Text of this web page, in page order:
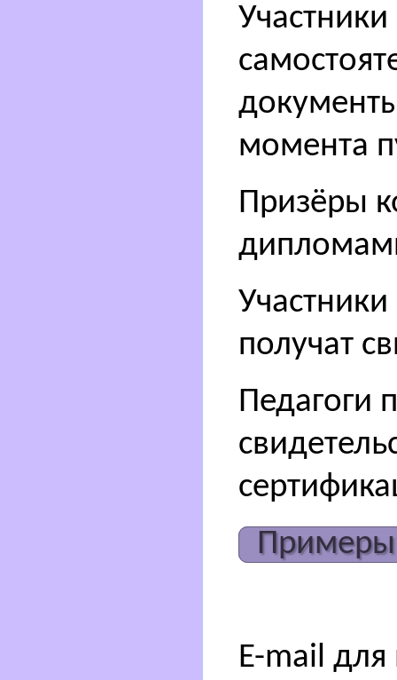
момента
Призёры
получат
Педагоги
Примеры
E-mail для